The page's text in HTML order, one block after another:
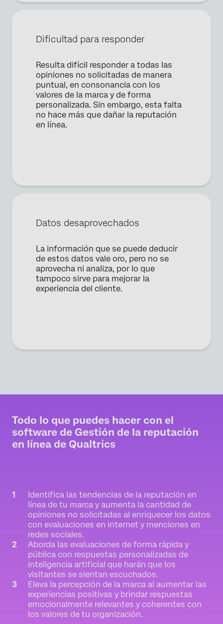
País*
Privacy
Optin
Al proporcionar esta información, autorizas que podremos
procesar tus datos personales de acuerdo con nuestra
política de privacidad.
Enviar
Dificultad para responder
Resulta difícil responder a todas las
opiniones no solicitadas de manera
puntual, en consonancia con los
valores de la marca y de forma
personalizada. Sin embargo, esta falta
no hace más que dañar la reputación
en línea.
Datos desaprovechados
La información que se puede deducir
de estos datos vale oro, pero no se
aprovecha ni analiza, por lo que
tampoco sirve para mejorar la
experiencia del cliente.
Todo lo que puedes hacer con el
software de Gestión de la reputación
en línea de Qualtrics
Identifica las tendencias de la reputación en
línea de tu marca y aumenta la cantidad de
opiniones no solicitadas al enriquecer los datos
con evaluaciones en internet y menciones en
redes sociales.
Aborda las evaluaciones de forma rápida y
pública con respuestas personalizadas de
inteligencia artificial que harán que los
visitantes se sientan escuchados.
Eleva la percepción de la marca al aumentar las
experiencias positivas y brindar respuestas
emocionalmente relevantes y coherentes con
los valores de tu organización.